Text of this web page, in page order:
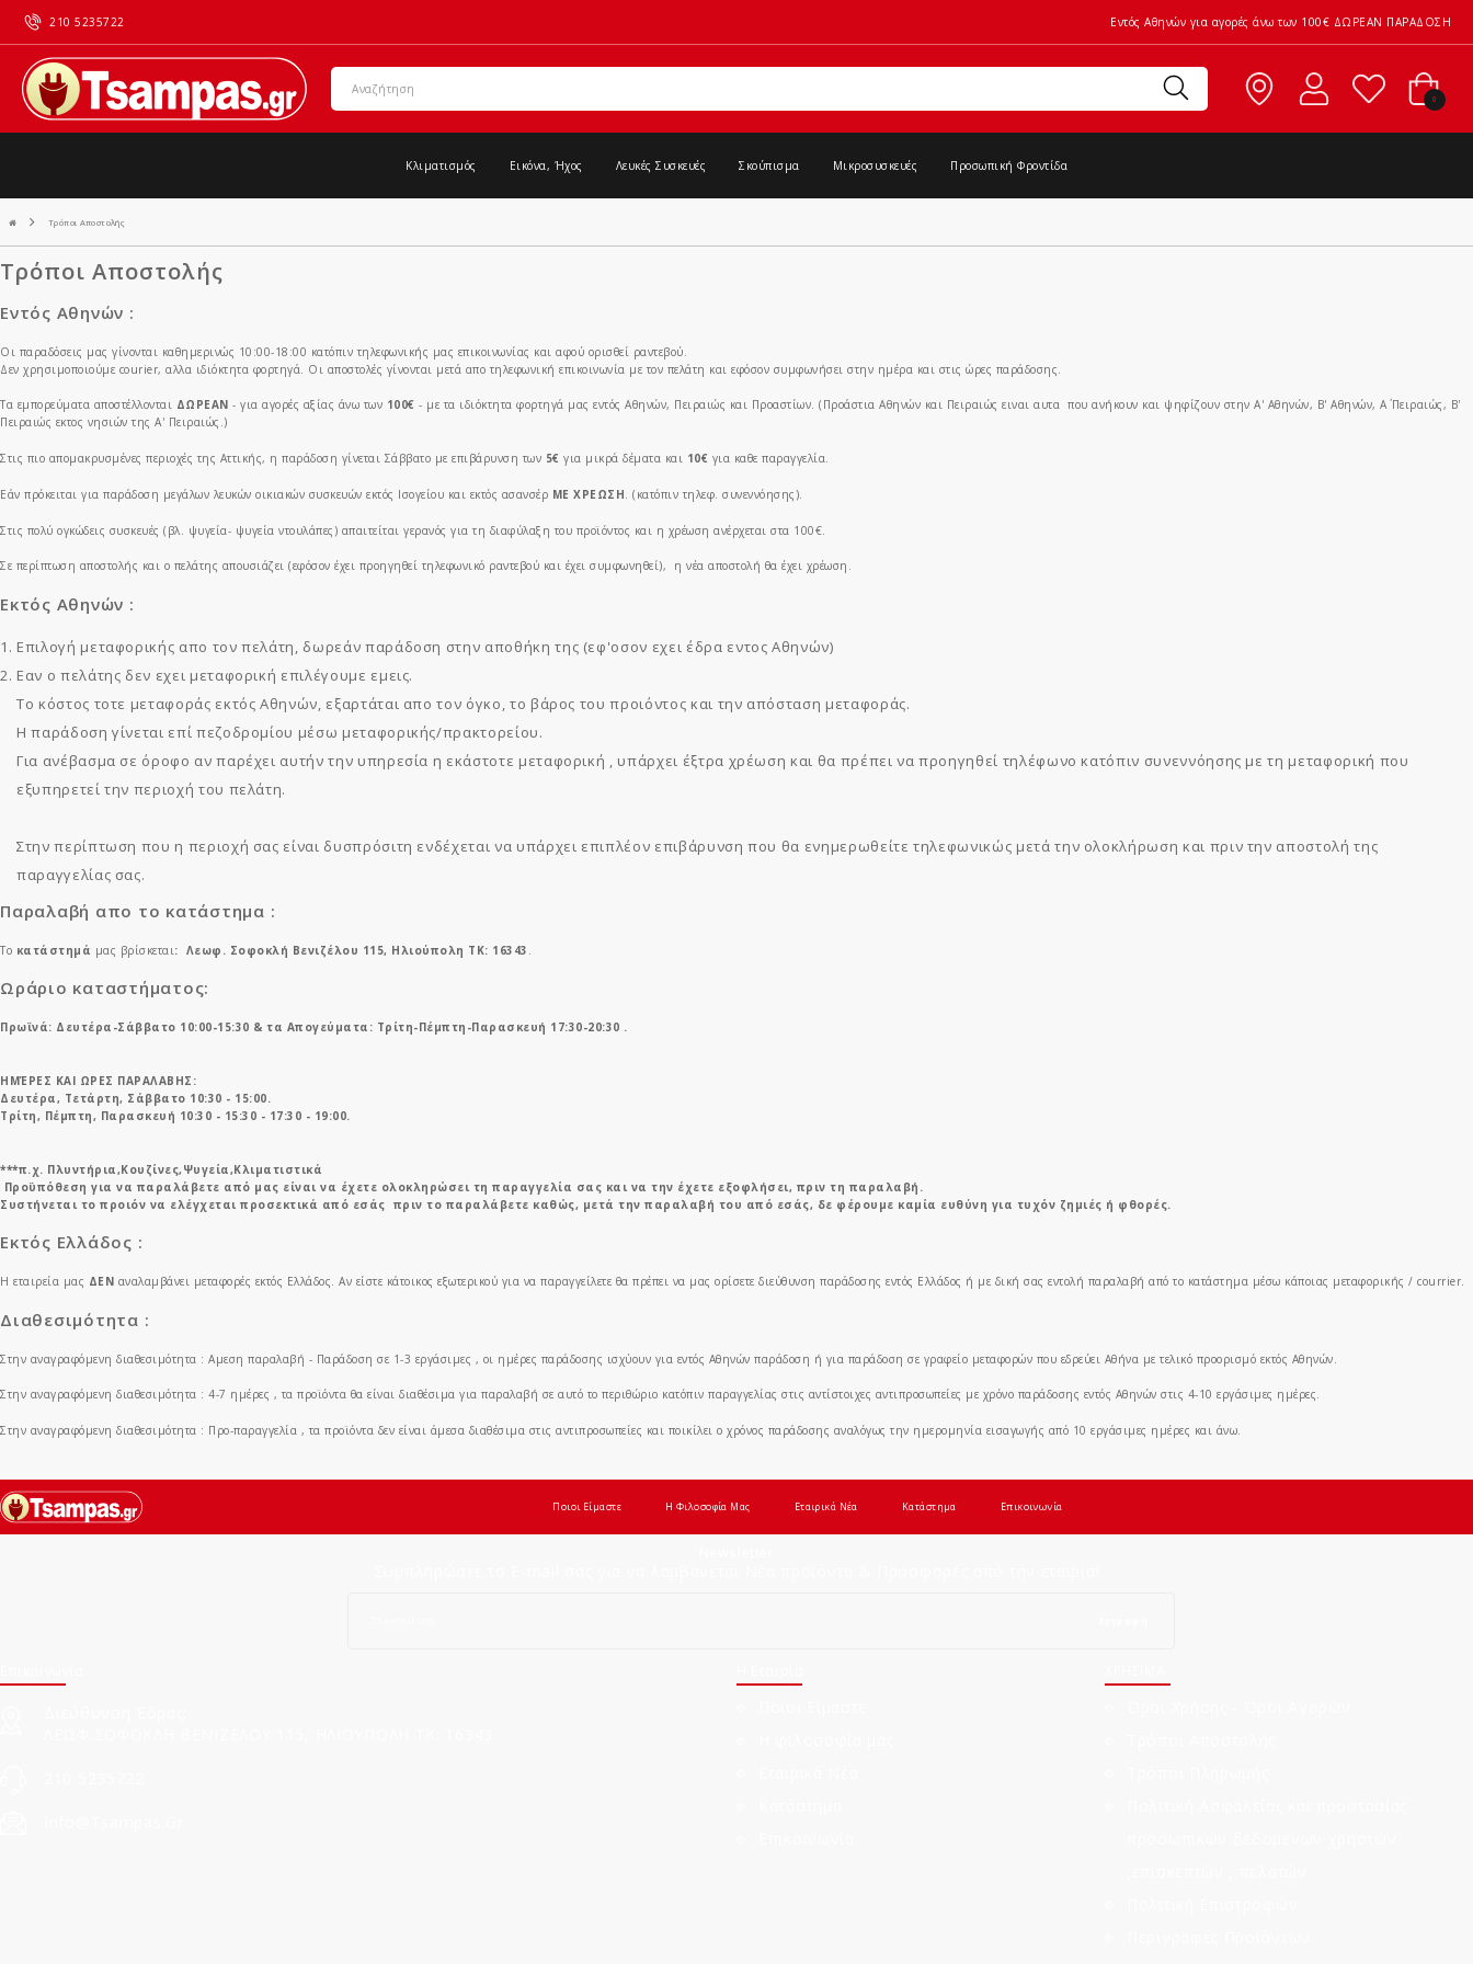
Εντός Αθηνών για αγορές άνω των 100€ ΔΩΡΕΑΝ ΠΑΡΑΔΟΣΗ
210 5235722
0
Κλιματισμός Εικόνα, Ήχος Λευκές Συσκευές Σκούπισμα Μικροσυσκευές Προσωπική Φροντίδα
Τρόποι Αποστολής
Τρόποι Αποστολής
Εντός Αθηνών :
Οι παραδόσεις μας γίνονται καθημερινώς 10:00-18:00 κατόπιν τηλεφωνικής μας επικοινωνίας και αφού ορισθεί ραντεβού.
Δεν χρησιμοποιούμε courier, αλλα ιδιόκτητα φορτηγά. Οι αποστολές γίνονται μετά απο τηλεφωνική επικοινωνία με τον πελάτη και εφόσον συμφωνήσει στην ημέρα και στις ώρες παράδοσης.
Τα εμπορεύματα αποστέλλονται ΔΩΡΕΑΝ - για αγορές αξίας άνω των 100€ - με τα ιδιόκτητα φορτηγά μας εντός Αθηνών, Πειραιώς και Προαστίων. (Προάστια Αθηνών και Πειραιώς ειναι αυτα που ανήκουν και ψηφίζουν στην Α' Αθηνών, Β' Αθηνών, Α΄ Πειραιώς, Β'
Πειραιώς εκτος νησιών της Α' Πειραιώς.)
Στις πιο απομακρυσμένες περιοχές της Αττικής, η παράδοση γίνεται Σάββατο με επιβάρυνση των 5€ για μικρά δέματα και 10€ για καθε παραγγελία.
Εάν πρόκειται για παράδοση μεγάλων λευκών οικιακών συσκευών εκτός Ισογείου και εκτός ασανσέρ ΜΕ ΧΡΕΩΣΗ. (κατόπιν τηλεφ. συνεννόησης).
Στις πολύ ογκώδεις συσκευές (βλ. ψυγεία- ψυγεία ντουλάπες) απαιτείται γερανός για τη διαφύλαξη του προϊόντος και η χρέωση ανέρχεται στα 100€.
Σε περίπτωση αποστολής και ο πελάτης απουσιάζει (εφόσον έχει προηγηθεί τηλεφωνικό ραντεβού και έχει συμφωνηθεί), η νέα αποστολή θα έχει χρέωση.
Εκτός Αθηνών :
Επιλογή μεταφορικής απο τον πελάτη, δωρεάν παράδοση στην αποθήκη της (εφ'οσον εχει έδρα εντος Αθηνών)
Εαν ο πελάτης δεν εχει μεταφορική επιλέγουμε εμεις.
Το κόστος τοτε μεταφοράς εκτός Αθηνών, εξαρτάται απο τον όγκο, το βάρος του προιόντος και την απόσταση μεταφοράς.
Η παράδοση γίνεται επί πεζοδρομίου μέσω μεταφορικής/πρακτορείου.
Για ανέβασμα σε όροφο αν παρέχει αυτήν την υπηρεσία η εκάστοτε μεταφορική , υπάρχει έξτρα χρέωση και θα πρέπει να προηγηθεί τηλέφωνο κατόπιν συνεννόησης με τη μεταφορική που
εξυπηρετεί την περιοχή του πελάτη.
Στην περίπτωση που η περιοχή σας είναι δυσπρόσιτη ενδέχεται να υπάρχει επιπλέον επιβάρυνση που θα ενημερωθείτε τηλεφωνικώς μετά την ολοκλήρωση και πριν την αποστολή της
παραγγελίας σας.
Παραλαβή απο το κατάστημα :
Το κατάστημά μας βρίσκεται : Λεωφ. Σοφοκλή Βενιζέλου 115, Ηλιούπολη ΤΚ: 16343
Ωράριο καταστήματος:
Πρωϊνά: Δευτέρα-Σάββατο 10:00-15:30 & τα Απογεύματα: Τρίτη-Πέμπτη-Παρασκευή 17:30-20:30 .
ΗΜΈΡΕΣ ΚΑΙ ΩΡΕΣ ΠΑΡΑΛΑΒΗΣ:
Δευτέρα, Τετάρτη, Σάββατο 10:30 - 15:00.
Τρίτη, Πέμπτη, Παρασκευή 10:30 - 15:30 - 17:30 - 19:00.
***π.χ. Πλυντήρια,Κουζίνες,Ψυγεία,Κλιματιστικά
Προϋπόθεση για να παραλάβετε από μας είναι να έχετε ολοκληρώσει τη παραγγελία σας και να την έχετε εξοφλήσει, πριν τη παραλαβή.
Συστήνεται το προιόν να ελέγχεται προσεκτικά από εσάς πριν το παραλάβετε καθώς, μετά την παραλαβή του από εσάς, δε φέρουμε καμία ευθύνη για τυχόν ζημιές ή φθορές.
Εκτός Ελλάδος :
Η εταιρεία μας ΔΕΝ αναλαμβάνει μεταφορές εκτός Ελλάδος. Αν είστε κάτοικος εξωτερικού για να παραγγείλετε θα πρέπει να μας ορίσετε διεύθυνση παράδοσης εντός Ελλάδος ή με δική σας εντολή παραλαβή από το κατάστημα μέσω κάποιας μεταφορικής / courrier.
Διαθεσιμότητα :
Στην αναγραφόμενη διαθεσιμότητα : Aμεση παραλαβή - Παράδοση σε 1-3 εργάσιμες , οι ημέρες παράδοσης ισχύουν για εντός Αθηνών παράδοση ή για παράδοση σε γραφείο μεταφορών που εδρεύει Αθήνα με τελικό προορισμό εκτός Αθηνών.
Στην αναγραφόμενη διαθεσιμότητα : 4-7 ημέρες , τα προϊόντα θα είναι διαθέσιμα για παραλαβή σε αυτό το περιθώριο κατόπιν παραγγελίας στις αντίστοιχες αντιπροσωπείες με χρόνο παράδοσης εντός Αθηνών στις 4-10 εργάσιμες ημέρες.
Στην αναγραφόμενη διαθεσιμότητα : Προ-παραγγελία , τα προϊόντα δεν είναι άμεσα διαθέσιμα στις αντιπροσωπείες και ποικίλει ο χρόνος παράδοσης αναλόγως την ημερομηνία εισαγωγής από 10 εργάσιμες ημέρες και άνω.
Ποιοι Είμαστε Η Φιλοσοφία Μας Εταιρικά Νέα Κατάστημα Επικοινωνία